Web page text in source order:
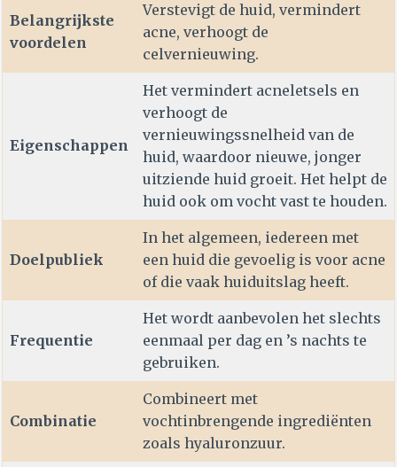
Belangrijkste
voordelen
Verstevigt de huid, vermindert
acne, verhoogt de
celvernieuwing.
Eigenschappen
Het vermindert acneletsels en
verhoogt de
vernieuwingssnelheid van de
huid, waardoor nieuwe, jonger
uitziende huid groeit. Het helpt de
huid ook om vocht vast te houden.
Doelpubliek
In het algemeen, iedereen met
een huid die gevoelig is voor acne
of die vaak huiduitslag heeft.
Frequentie
Het wordt aanbevolen het slechts
eenmaal per dag en ’s nachts te
gebruiken.
Combinatie
Combineert met
vochtinbrengende ingrediënten
zoals hyaluronzuur.